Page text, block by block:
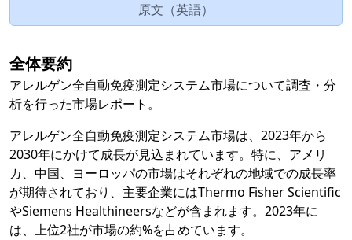
原文（英語）
全体要約
アレルゲン全自動免疫測定システム市場について調査・分
析を行った市場レポート。
アレルゲン全自動免疫測定システム市場は、2023年から
2030年にかけて成長が見込まれています。特に、アメリ
カ、中国、ヨーロッパの市場はそれぞれの地域での成長率
が期待されており、主要企業にはThermo Fisher Scientific
やSiemens Healthineersなどが含まれます。2023年に
は、上位2社が市場の約%を占めています。